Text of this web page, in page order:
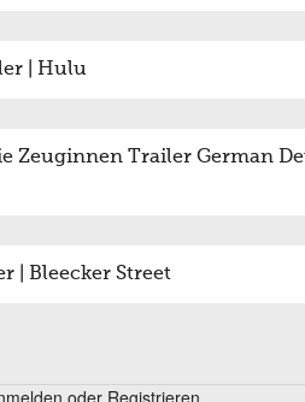
| Hulu
Zeuginnen Trailer German
| Bleecker Street
oder Registrieren.